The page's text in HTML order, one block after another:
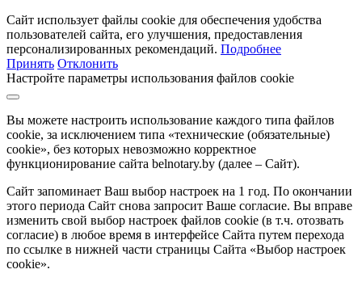
Сайт использует файлы cookie для обеспечения удобства
пользователей сайта, его улучшения, предоставления
персонализированных рекомендаций. Подробнее
Принять Отклонить
Настройте параметры использования файлов cookie
Вы можете настроить использование каждого типа файлов
cookie, за исключением типа «технические (обязательные)
cookie», без которых невозможно корректное
функционирование сайта belnotary.by (далее – Сайт).
Сайт запоминает Ваш выбор настроек на 1 год. По окончании
этого периода Сайт снова запросит Ваше согласие. Вы вправе
изменить свой выбор настроек файлов cookie (в т.ч. отозвать
согласие) в любое время в интерфейсе Сайта путем перехода
по ссылке в нижней части страницы Сайта «Выбор настроек
cookie».